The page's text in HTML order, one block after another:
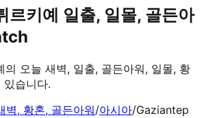
키예 일출, 일몰, 골든아
오늘 새벽, 일출, 골든아워, 일몰, 황
습니다.
벽, 황혼, 골든아워/아시아/Gaziantep